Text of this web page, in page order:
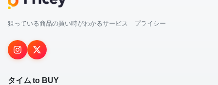
狙っている商品の買い時がわかるサービス プライシー
タイム to BUY